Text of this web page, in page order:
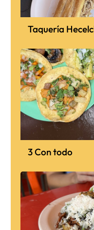
Taquería
3 Con todo